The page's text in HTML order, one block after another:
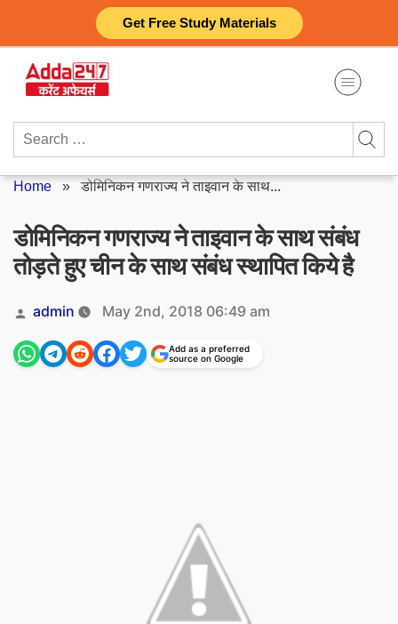
Get Free Study Materials
content
Search
Home »डोमिनिकन गणराज्य ने ताइवान के साथ...
डोमिनिकन गणराज्य ने ताइवान के साथ संबंध
तोड़ते हुए चीन के साथ संबंध स्थापित किये है
Posted
by
admin May 2nd, 2018 06:49 am
Add as a preferred
source on Google